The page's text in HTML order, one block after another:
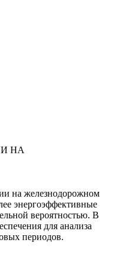
НА
на железнодорожном
энергоэффективные
вероятностью. В
для анализа
периодов.